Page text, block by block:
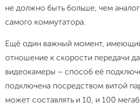
не должно быть больше, чем
самого коммутатора.
Ещё один важный момент,
отношение к скорости передачи
видеокамеры – способ её
подключена посредством витой
может составлять и 10, и 100